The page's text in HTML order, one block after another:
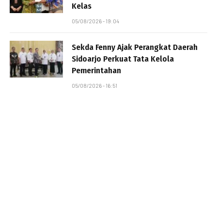
Kelas
05/08/2026 - 19:04
Sekda Fenny Ajak Perangkat Daerah
Sidoarjo Perkuat Tata Kelola
Pemerintahan
05/08/2026 - 16:51